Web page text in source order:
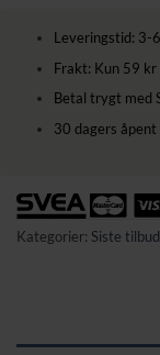
Leveringstid: 3-
Frakt: Kun 59 kr
Betal trygt med
30 dagers åpent
Kategorier: Siste tilbud